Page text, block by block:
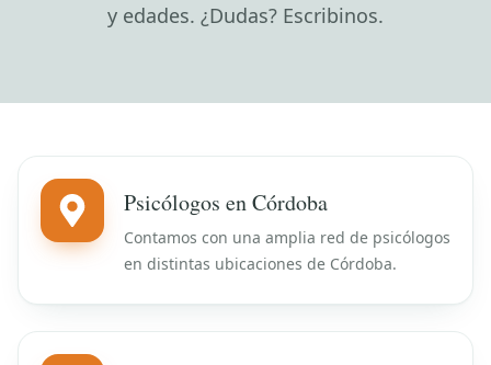
y edades. ¿Dudas? Escribinos.
Psicólogos en Córdoba
Contamos con una amplia red de psicólogos
en distintas ubicaciones de Córdoba.